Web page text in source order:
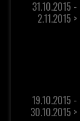
31.10.2015 -
2.11.2015 >
19.10.2015 -
30.10.2015 >